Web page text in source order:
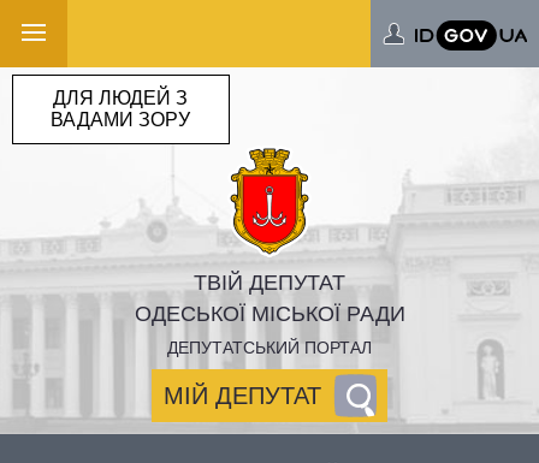
ТВІЙ ДЕПУТАТ
ОДЕСЬКОЇ МІСЬКОЇ РАДИ
ДЕПУТАТСЬКИЙ ПОРТАЛ
МІЙ ДЕПУТАТ
ДЛЯ ЛЮДЕЙ З
ВАДАМИ ЗОРУ